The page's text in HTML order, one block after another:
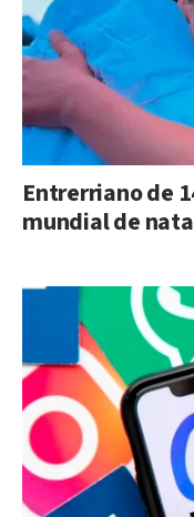
Entrerriano de
mundial de